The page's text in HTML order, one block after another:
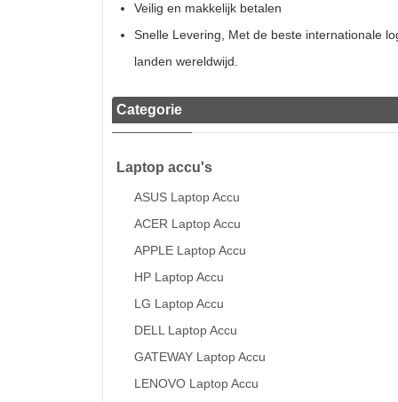
Veilig en makkelijk betalen
Snelle Levering, Met de beste internationale
landen wereldwijd.
Categorie
Laptop accu's
ASUS Laptop Accu
ACER Laptop Accu
APPLE Laptop Accu
HP Laptop Accu
LG Laptop Accu
DELL Laptop Accu
GATEWAY Laptop Accu
LENOVO Laptop Accu